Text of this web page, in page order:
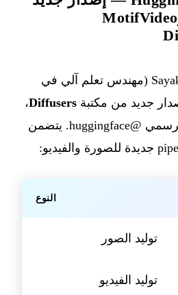
مع Ideogram4 وMotifVideo
— يعلن Sayak Paul (مهندس تعلم آلي في
Diffusers،
أعاد نشره الحساب الرسمي @huggingface. يتضمن
النوع
توليد الصور
توليد الفيديو